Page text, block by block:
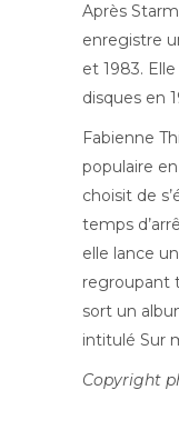
Après
enregistre
et 1983.
disques en
Fabienne
populaire
choisit de
temps
elle lance
regroupant
sort un
intitulé Sur
Copyright